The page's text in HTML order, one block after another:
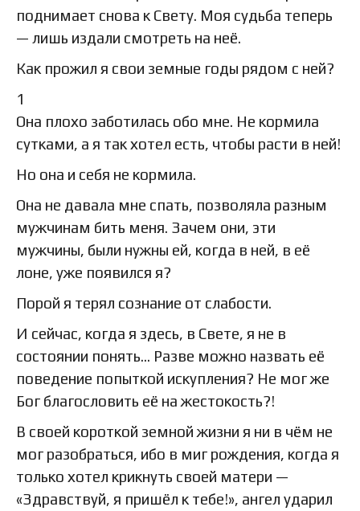
поднимает снова к Свету. Моя судьба теперь
— лишь издали смотреть на неё.
Как прожил я свои земные годы рядом с ней?
1
Она плохо заботилась обо мне. Не кормила
сутками, а я так хотел есть, чтобы расти в ней!
Но она и себя не кормила.
Она не давала мне спать, позволяла разным
мужчинам бить меня. Зачем они, эти
мужчины, были нужны ей, когда в ней, в её
лоне, уже появился я?
Порой я терял сознание от слабости.
И сейчас, когда я здесь, в Свете, я не в
состоянии понять… Разве можно назвать её
поведение попыткой искупления? Не мог же
Бог благословить её на жестокость?!
В своей короткой земной жизни я ни в чём не
мог разобраться, ибо в миг рождения, когда я
только хотел крикнуть своей матери —
«Здравствуй, я пришёл к тебе!», ангел ударил